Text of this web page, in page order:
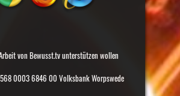
von Bewusst.tv unterstützen wollen
0003 6846 00 Volksbank Worpswede